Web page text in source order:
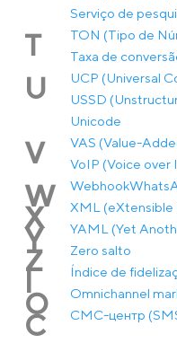
Serviço de
T TON (Tipo de
Taxa de
U UCP (Universal
USSD
Unicode
V VAS (Value-
VoIP (Voice
W Webhook
X XML (eXtensible
Y YAML (Yet
Z Zero salto
Í Índice de
О Оmnichannel
С СМС-центр